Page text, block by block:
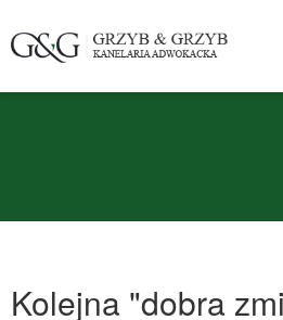
Kolejna "dobra